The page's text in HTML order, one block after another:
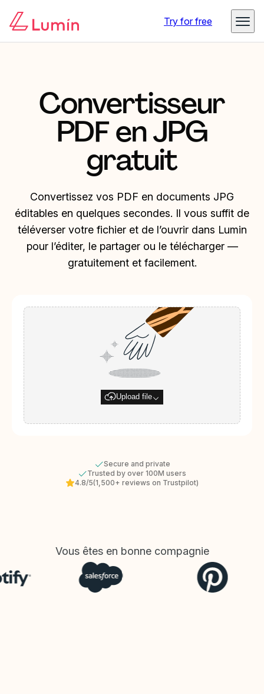
Try for free
Convertisseur
PDF en JPG
gratuit
Convertissez vos PDF en documents JPG
éditables en quelques secondes. Il vous suffit de
téléverser votre fichier et de l’ouvrir dans Lumin
pour l’éditer, le partager ou le télécharger —
gratuitement et facilement.
Upload file
Secure and private
Trusted by over 100M users
4.8/5(1,500+ reviews on Trustpilot)
Vous êtes en bonne compagnie